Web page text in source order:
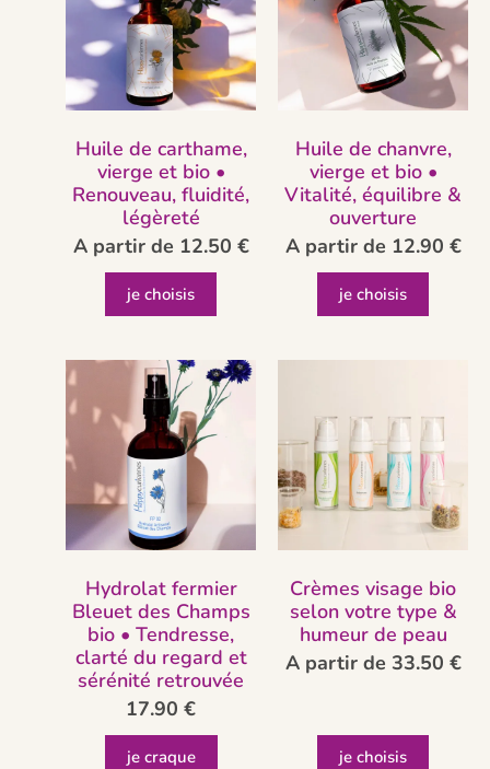
Huile de carthame,
vierge et bio •
Renouveau, fluidité,
légèreté
A partir de 12.50 €
je choisis
Huile de chanvre,
vierge et bio •
Vitalité, équilibre &
ouverture
A partir de 12.90 €
je choisis
Hydrolat fermier
Bleuet des Champs
bio • Tendresse,
clarté du regard et
sérénité retrouvée
17.90 €
je craque
Crèmes visage bio
selon votre type &
humeur de peau
A partir de 33.50 €
je choisis